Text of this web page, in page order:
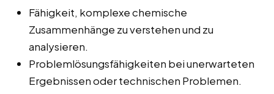
Fähigkeit, komplexe chemische
Zusammenhänge zu verstehen und zu
analysieren.
Problemlösungsfähigkeiten bei unerwarteten
Ergebnissen oder technischen Problemen.